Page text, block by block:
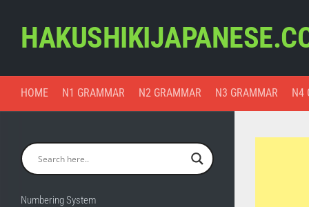
content
HOME N1 GRAMMAR N2 GRAMMAR N3 GRAMMAR N4
Numbering System